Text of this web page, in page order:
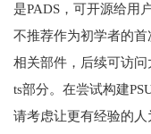
是PADS，可开源给用
不推荐作为初学者的
相关部件，后续可访
ts部分。在尝试构建
请考虑让更有经验的